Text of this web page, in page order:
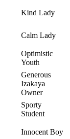
Kind Lady
Calm Lady
Optimistic
Youth
Generous
Izakaya
Owner
Sporty
Student
Innocent Boy